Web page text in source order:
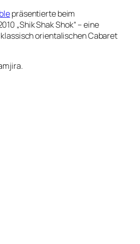
präsentierte beim
„Shik Shak Shok“ – eine
orientalischen Cabaret